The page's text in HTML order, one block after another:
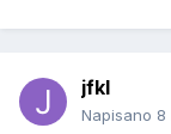
jfkl
Napisano 8